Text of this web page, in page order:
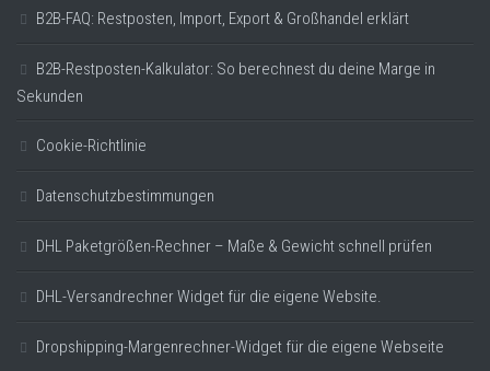
B2B-FAQ: Restposten, Import, Export & Großhandel erklärt
B2B-Restposten-Kalkulator: So berechnest du deine Marge in
Sekunden
Cookie-Richtlinie
Datenschutzbestimmungen
DHL Paketgrößen-Rechner – Maße & Gewicht schnell prüfen
DHL-Versandrechner Widget für die eigene Website.
Dropshipping-Margenrechner-Widget für die eigene Webseite